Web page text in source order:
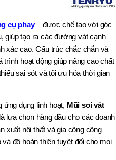
cụ phay– được chế tạo với góc
giúp tạo ra các đường vát cạnh
xác cao. Cấu trúc chắc chắn và
trình hoạt động giúp nâng cao chất
sai sót và tối ưu hóa thời gian
dụng linh hoạt, Mũi soi vát
là lựa chọn hàng đầu cho các doanh
xuất nội thất và gia công công
độ hoàn thiện tuyệt đối cho mọi